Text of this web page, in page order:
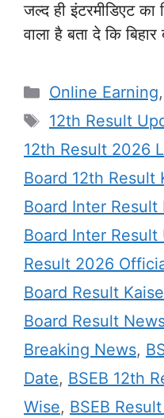
जल्द ही इंटरमीडिएट का
वाला है बता दे कि बिहार
Categories
Online Earning,
Tags
12th Result
12th Result 2026
Board 12th Result
Board Inter Result
Board Inter Result
Result 2026
Board Result
Board Result
Breaking News,
Date, BSEB 12th
Wise, BSEB